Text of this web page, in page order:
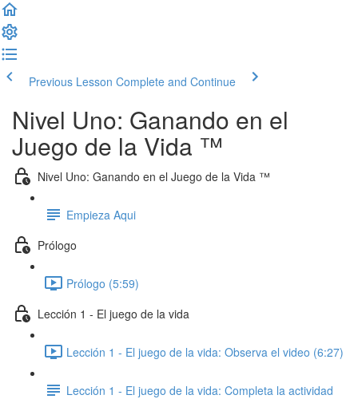
Previous Lesson Complete and Continue
Nivel Uno: Ganando en el
Juego de la Vida ™
Nivel Uno: Ganando en el Juego de la Vida ™
Empieza Aqui
Prólogo
Prólogo (5:59)
Lección 1 - El juego de la vida
Lección 1 - El juego de la vida: Observa el video (6:27)
Lección 1 - El juego de la vida: Completa la actividad